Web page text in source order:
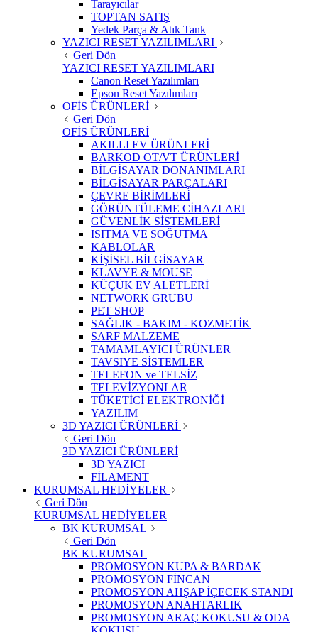
Tarayıcılar
TOPTAN SATIŞ
Yedek Parça & Atık Tank
YAZICI RESET YAZILIMLARI
Geri Dön
YAZICI RESET YAZILIMLARI
Canon Reset Yazılımları
Epson Reset Yazılımları
OFİS ÜRÜNLERİ
Geri Dön
OFİS ÜRÜNLERİ
AKILLI EV ÜRÜNLERİ
BARKOD OT/VT ÜRÜNLERİ
BİLGİSAYAR DONANIMLARI
BİLGİSAYAR PARÇALARI
ÇEVRE BİRİMLERİ
GÖRÜNTÜLEME CİHAZLARI
GÜVENLİK SİSTEMLERİ
ISITMA VE SOĞUTMA
KABLOLAR
KİŞİSEL BİLGİSAYAR
KLAVYE & MOUSE
KÜÇÜK EV ALETLERİ
NETWORK GRUBU
PET SHOP
SAĞLIK - BAKIM - KOZMETİK
SARF MALZEME
TAMAMLAYICI ÜRÜNLER
TAVSIYE SİSTEMLER
TELEFON ve TELSİZ
TELEVİZYONLAR
TÜKETİCİ ELEKTRONİĞİ
YAZILIM
3D YAZICI ÜRÜNLERİ
Geri Dön
3D YAZICI ÜRÜNLERİ
3D YAZICI
FİLAMENT
KURUMSAL HEDİYELER
Geri Dön
KURUMSAL HEDİYELER
BK KURUMSAL
Geri Dön
BK KURUMSAL
PROMOSYON KUPA & BARDAK
PROMOSYON FİNCAN
PROMOSYON AHŞAP İÇECEK STANDI
PROMOSYON ANAHTARLIK
PROMOSYON ARAÇ KOKUSU & ODA